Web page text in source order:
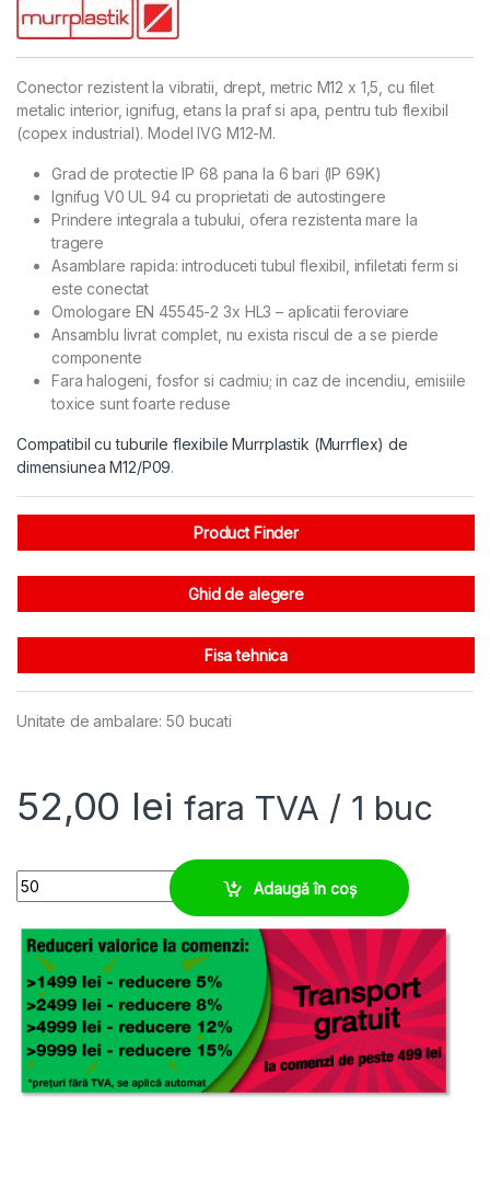
Conector rezistent la vibratii, drept, metric M12 x 1,5, cu filet
metalic interior, ignifug, etans la praf si apa, pentru tub flexibil
(copex industrial). Model IVG M12-M.
Grad de protectie IP 68 pana la 6 bari (IP 69K)
Ignifug V0 UL 94 cu proprietati de autostingere
Prindere integrala a tubului, ofera rezistenta mare la
tragere
Asamblare rapida: introduceti tubul flexibil, infiletati ferm si
este conectat
Omologare EN 45545-2 3x HL3 – aplicatii feroviare
Ansamblu livrat complet, nu exista riscul de a se pierde
componente
Fara halogeni, fosfor si cadmiu; in caz de incendiu, emisiile
toxice sunt foarte reduse
Compatibil cu tuburile flexibile Murrplastik (Murrflex) de
dimensiunea M12/P09.
Product Finder
Ghid de alegere
Fisa tehnica
Unitate de ambalare: 50 bucati
52,00 lei fara TVA / 1 buc
Conector drept, metric 12, filet metalic interior quantity
Adaugă în coș